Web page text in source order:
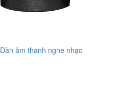
Dàn âm thanh nghe nhạc